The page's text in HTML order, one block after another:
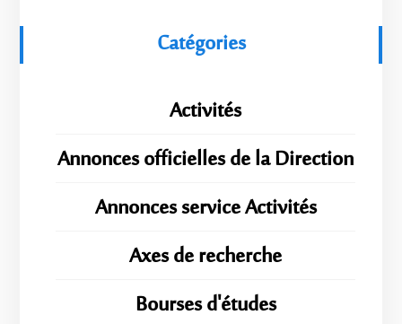
Catégories
Activités
Annonces officielles de la Direction
Annonces service Activités
Axes de recherche
Bourses d'études